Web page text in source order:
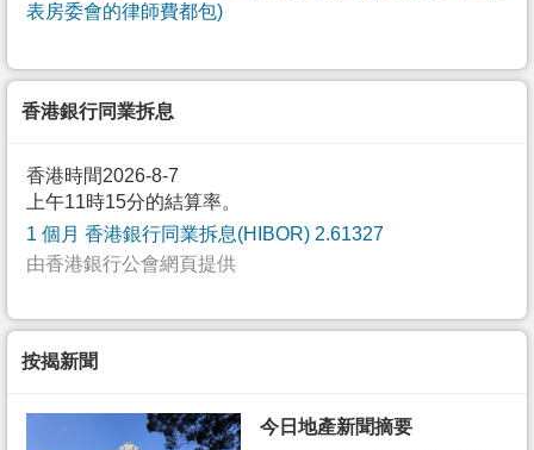
表房委會的律師費都包)
香港銀行同業拆息
香港時間2026-8-7
上午11時15分的結算率。
1 個月 香港銀行同業拆息(HIBOR) 2.61327
由香港銀行公會網頁提供
按揭新聞
今日地產新聞摘要